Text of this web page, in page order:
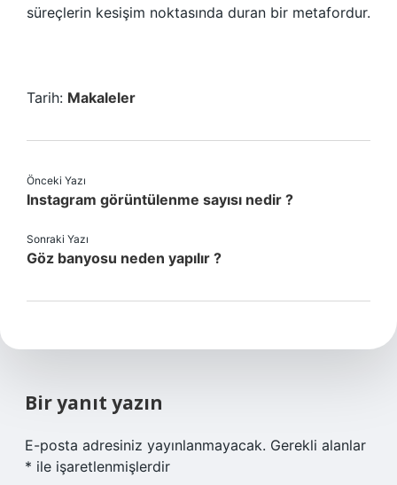
süreçlerin kesişim noktasında duran bir metafordur.
Tarih: Makaleler
Önceki Yazı
Instagram görüntülenme sayısı nedir ?
Sonraki Yazı
Göz banyosu neden yapılır ?
Bir yanıt yazın
E-posta adresiniz yayınlanmayacak. Gerekli alanlar
* ile işaretlenmişlerdir